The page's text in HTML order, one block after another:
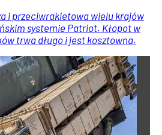
i przeciwrakietowa wielu krajów
systemie Patriot. Kłopot w
trwa długo i jest kosztowna.